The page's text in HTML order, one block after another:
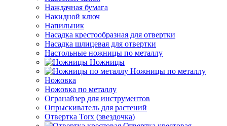
Наждачная бумага
Накидной ключ
Напильник
Насадка крестообразная для отвертки
Насадка шлицевая для отвертки
Настольные ножницы по металлу
Ножницы
Ножницы по металлу
Ножовка
Ножовка по металлу
Огранайзер для инструментов
Опрыскиватель для растений
Отвертка Torx (звездочка)